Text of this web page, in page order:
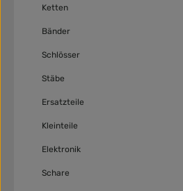
Ketten
Bänder
Schlösser
Stäbe
Ersatzteile
Kleinteile
Elektronik
Schare